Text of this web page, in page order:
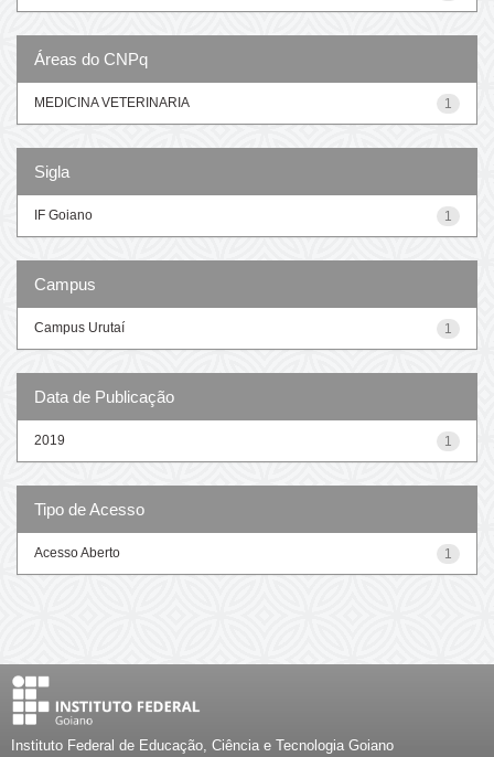
Áreas do CNPq
1
MEDICINA VETERINARIA
Sigla
1
IF Goiano
Campus
1
Campus Urutaí
Data de Publicação
1
2019
Tipo de Acesso
1
Acesso Aberto
Instituto Federal de Educação, Ciência e Tecnologia Goiano